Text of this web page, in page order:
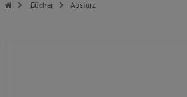
Zur Startseite des Kopp Verlag Online-Shop
Bücher Absturz